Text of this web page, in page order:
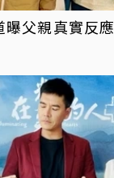
真實反應 嘆當年：還